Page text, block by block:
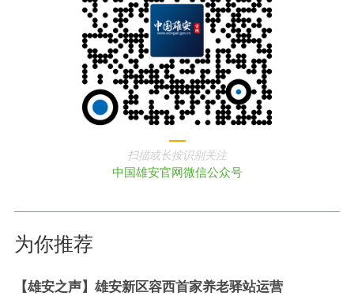
扫描或长按识别关注
中国雄安官网微信公众号
为你推荐
【雄安之声】雄安新区容西首家养老驿站运营